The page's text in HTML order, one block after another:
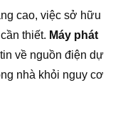
cao, việc sở hữu
thiết. Máy phát
về nguồn điện dự
nhà khỏi nguy cơ